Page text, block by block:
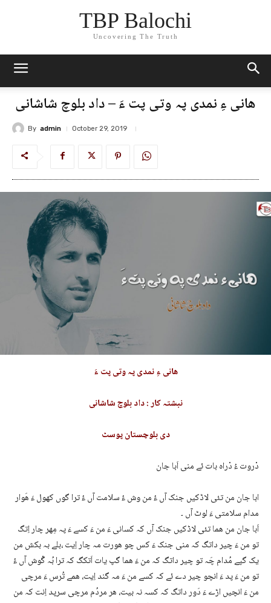
TBP Balochi
Uncovering The Truth
ھانی ءِ نمدی پہ وتی پت ءَ – داد بلوچ شاشانی
By admin October 29, 2019
ھانی ءِ نمدی پہ وتی پت ءَ
نبشتہ کار : داد بلوچ شاشانی
دی بلوچستانپوسٹ
دْروت ءُ دْراہ بات ئے منی اَبا جان
ابا جان من تئی لاڈکیں جنک آں ءُ من وش ءُ سلامت آں ءُ ترا گوں کھول ءَ ھَوار
مدام سلامتی ءَ لوٹ آں ۔
اَبا جان من ھما تئی لاڈکیں جنک آں کہ کسانی ءَ من ءَ کسے ءَ پہ مِھر چار اِتگ
تو من ءَ چیر داتگ کہ منی جنک ءَ کس چو ھورت مہ چار اِیت ،بلے بہ بکش من
یک گپے مُدام چَہ تو چیر داتگ کہ من ءَ ھما گپ یات اَتکگ کہ ترا بُہ گْوش آں ءُ
تو من ءَ پد ءَ انچو چیر دے ئے کہ کسے من ءَ مہ گند اِیت، ھمے تُرس ءَ مرچی
من ءَ انچیں اڑے ءَ دَور داتگ کہ کسہ نہ بیت، ھر مردُم مرچی سرپد اِنت کہ من